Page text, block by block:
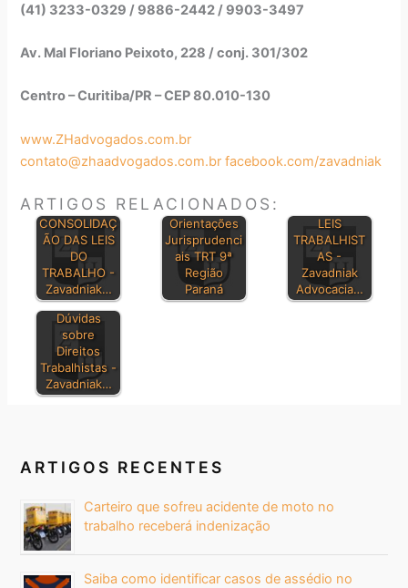
(41) 3233-0329 / 9886-2442 / 9903-3497
Av. Mal Floriano Peixoto, 228 / conj. 301/302
Centro – Curitiba/PR – CEP 80.010-130
www.ZHadvogados.com.br
contato@zhaadvogados.com.br facebook.com/zavadniak
ARTIGOS RELACIONADOS:
CONSOLIDAÇ
ÃO DAS LEIS
DO
TRABALHO -
Zavadniak…
Orientações
Jurisprudenci
ais TRT 9ª
Região
Paraná
LEIS
TRABALHIST
AS -
Zavadniak
Advocacia…
Dúvidas
sobre
Direitos
Trabalhistas -
Zavadniak…
ARTIGOS RECENTES
Carteiro que sofreu acidente de moto no
trabalho receberá indenização
Saiba como identificar casos de assédio no